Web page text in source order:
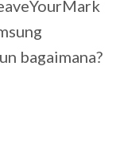
bagaimana?